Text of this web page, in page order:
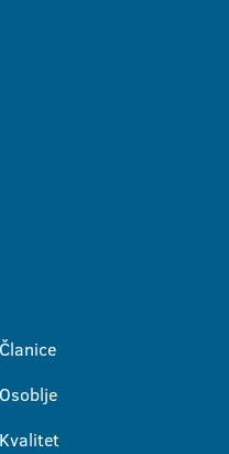
Članice
Osoblje
Kvalitet